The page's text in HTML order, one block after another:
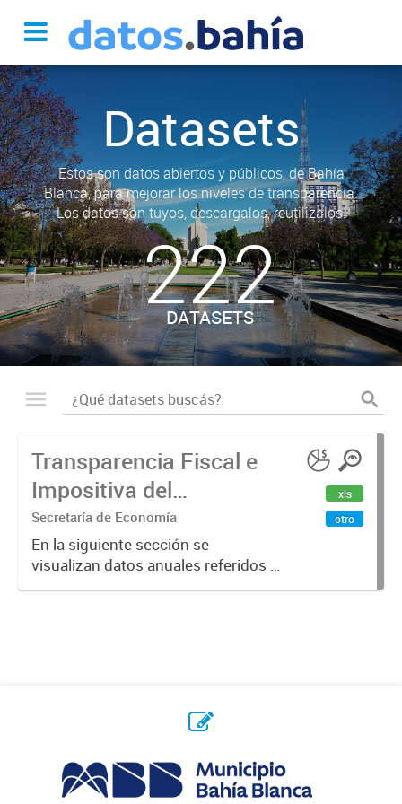
Datasets
Estos son datos abiertos y públicos, de Bahía
Blanca, para mejorar los niveles de transparencia.
Los datos son tuyos, descargalos, reutilizalos.
222
DATASETS
Transparencia Fiscal e
Impositiva del
Municipio. Año 2023
Secretaría de Economía
En la siguiente sección se
visualizan datos anuales referidos a
la transparencia fiscal e impositiva
xls
otro